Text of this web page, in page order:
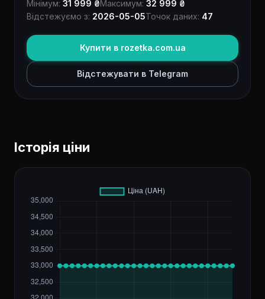
Мінімум: 31 999 ₴Максимум: 32 999 ₴
Відстежуємо з: 2026-05-05Точок даних: 47
Купити в rozetka.com.ua
Відстежувати в Telegram
Історія ціни